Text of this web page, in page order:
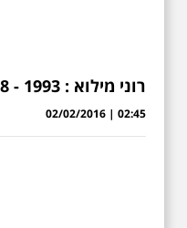
רוני מילוא : 1993 - 1998
02:45 | 02/02/2016